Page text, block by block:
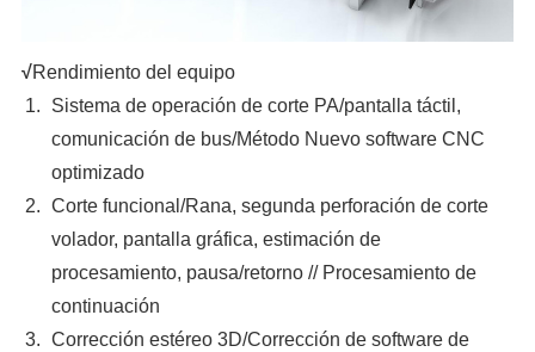
√Rendimiento del equipo
Sistema de operación de corte PA/pantalla táctil,
comunicación de bus/Método Nuevo software CNC
optimizado
Corte funcional/Rana, segunda perforación de corte
volador, pantalla gráfica, estimación de
procesamiento, pausa/retorno // Procesamiento de
continuación
Corrección estéreo 3D/Corrección de software de